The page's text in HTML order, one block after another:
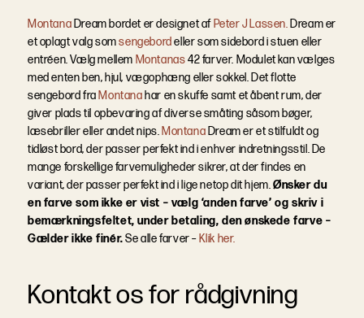
Montana Dream bordet er designet af Peter J Lassen. Dream er
et oplagt valg somsengebord eller som sidebord i stuen eller
entréen. Vælg mellem Montanas42 farver. Modulet kan vælges
med enten ben, hjul, vægophæng eller sokkel. Det flotte
sengebord fra Montana har en skuffe samt et åbent rum, der
giver plads til opbevaring af diverse småting såsom bøger,
læsebriller eller andet nips. Montana Dream er et stilfuldt og
tidløst bord, der passer perfekt ind i enhver indretningsstil. De
mange forskellige farvemuligheder sikrer, at der findes en
variant, der passer perfekt ind i lige netop dit hjem.Ønsker du
en farve som ikke er vist – vælg ‘anden farve’ og skriv i
bemærkningsfeltet, under betaling, den ønskede farve –
Gælder ikke finér.Se alle farver – Klik her.
Kontakt os for rådgivning